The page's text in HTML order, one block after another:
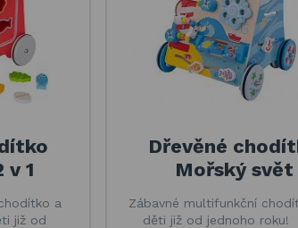
v 1
a
již od
Dřevěné
Mořský svět
Zábavné multifunkční
děti již od jednoho roku!